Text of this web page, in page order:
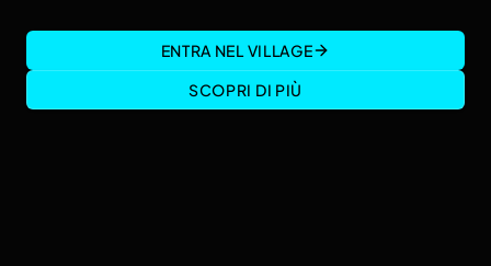
ENTRA NEL VILLAGE
SCOPRI DI PIÙ